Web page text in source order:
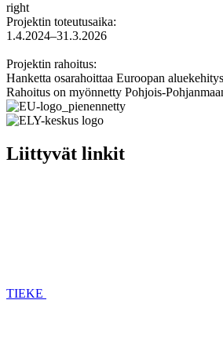
right
Projektin toteutusaika:
1.4.2024–31.3.2026
Projektin rahoitus:
Hanketta osarahoittaa Euroopan
Rahoitus on myönnetty Pohjois-
Liittyvät linkit
TIEKE